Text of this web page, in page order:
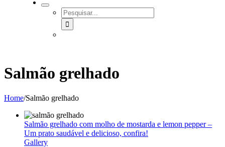
SEARCH
FOR:
Salmão grelhado
Home/Salmão grelhado
Salmão grelhado com molho de mostarda e lemon pepper –
Um prato saudável e delicioso, confira!
Gallery